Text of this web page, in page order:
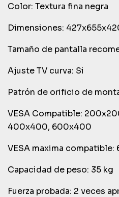
Color: Textura fina negra
Dimensiones:
Tamaño de pantalla
Ajuste TV curva: Si
Patrón de orificio de
VESA Compatible:
400x400, 600x400
VESA maxima
Capacidad de peso: 35 kg
Fuerza probada: 2 veces